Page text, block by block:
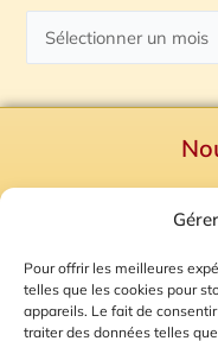
Pour offrir les meilleures
telles que les cookies pour
appareils. Le fait de
traiter des données telles
Mentions